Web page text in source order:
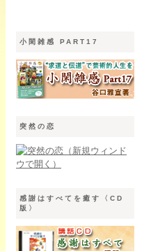
小閑雑感 PART17
突然の恋
感謝はすべてを癒す〈CD
版〉